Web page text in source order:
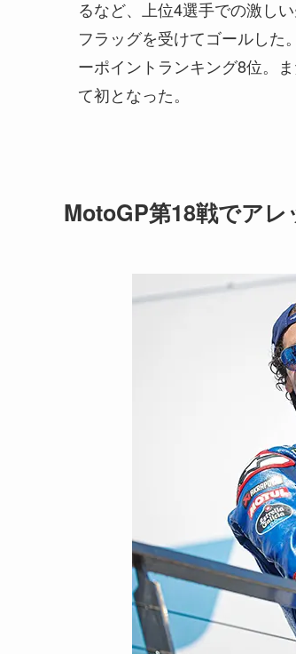
るなど、上位4選手での激し
フラッグを受けてゴールした
ーポイントランキング8位。
て初となった。
MotoGP第18戦でア